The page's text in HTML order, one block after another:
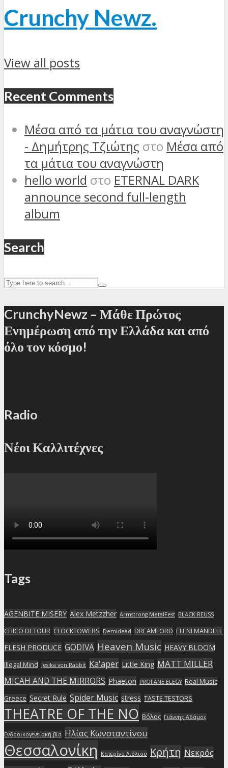
Crunchy Newz.
View all posts
Recent Comments
Μέσα από τα μάτια του αναγνώστη
- Δημήτρης Τζιώτης στο Μέσα από
τα μάτια του αναγνώστη
hello world στο ETERNAL DARK
announce second full-length
album
Search
CrunchyNewz – Μάθε Πρώτος
Ενημέρωση από την Ελλάδα και από
όλο τον κόσμο!
Radio
Νέοι Καλλιτέχνες
Tags
AGENBITE MISERY Alex Metzzher Armstrong MetalFest BLACK REUSS
CHICO DETOUR CLOCKTOWERS Demidead DREAMLORD ELENI MANDELL
FLESH PRODUCE GODIVA Heaven Music HEAVY BLOOM
Illegal Mind Jesika von Rabbit Ka'aper Little King MATT MILLER
MICAH AND THE MIRRORS Phaeton PROFANE ELEGY Real Music
Greece Secret Rule Spider Music stress TASTE TESTORS
THEATRE OF THE NO Βόλος Γιάννης Αδάμος
Ενδοοικογενειακή βία Ηλίας Κωνσταντίνου
Θεσσαλονίκη Κατερίνα Λιόλιου Κρήτη Νεκρός